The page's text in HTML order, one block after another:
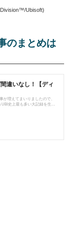
Division™/Ubisoft)
のまとめは
違いなし！【ディ
が増えてまいりましたので、
史上最も多い大記録を生み